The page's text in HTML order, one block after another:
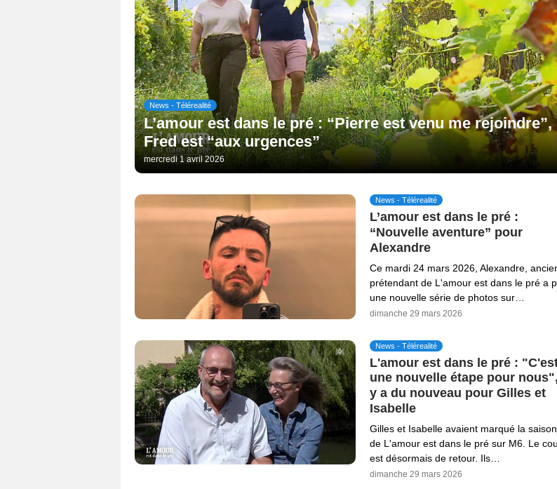
News - Télérealité
L’amour est dans le pré : “Pierre est venu me rejoindre”,
Fred est “aux urgences”
mercredi 1 avril 2026
News - Télérealité
L’amour est dans le pré :
“Nouvelle aventure” pour
Alexandre
Ce mardi 24 mars 2026, Alexandre,
prétendant de L'amour est dans le pré a
une nouvelle série de photos sur…
dimanche 29 mars 2026
News - Télérealité
L'amour est dans le pré :
une nouvelle étape pour
y a du nouveau pour Gilles et
Isabelle
Gilles et Isabelle avaient marqué la
de L'amour est dans le pré sur M6. Le
est désormais de retour. Ils…
dimanche 29 mars 2026